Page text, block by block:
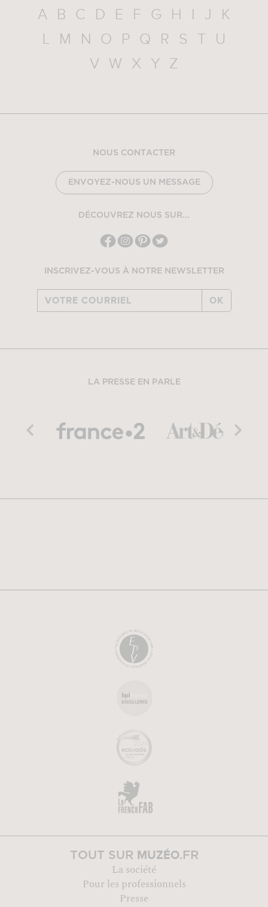
A B C D E F G H I J
K
L
M N O P Q R S T
U
V
W X Y Z
NOUS CONTACTER
ENVOYEZ-NOUS UN MESSAGE
DÉCOUVREZ NOUS SUR...
INSCRIVEZ-VOUS À NOTRE NEWSLETTER
OK
LA PRESSE EN PARLE
TOUT SUR MUZÉO.FR
La société
Pour les professionnels
Presse